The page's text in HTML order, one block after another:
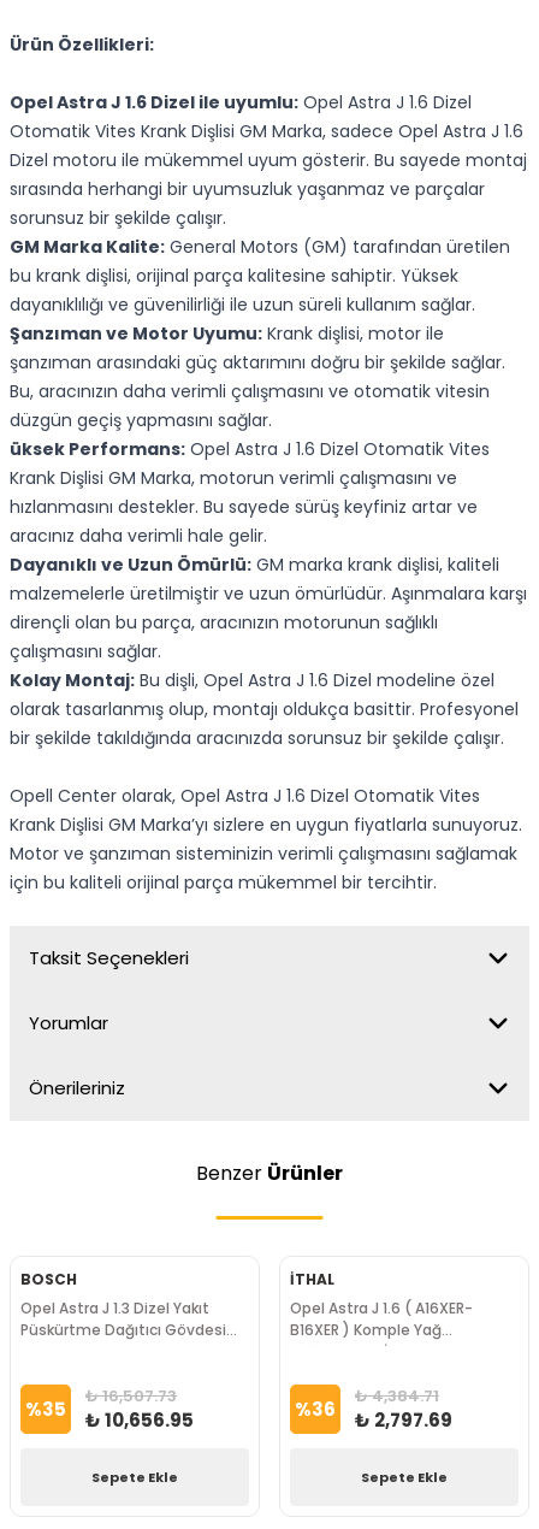
Ürün Özellikleri:
Opel Astra J 1.6 Dizel ile uyumlu: Opel Astra J 1.6 Dizel
Otomatik Vites Krank Dişlisi GM Marka, sadece Opel Astra J 1.6
Dizel motoru ile mükemmel uyum gösterir. Bu sayede montaj
sırasında herhangi bir uyumsuzluk yaşanmaz ve parçalar
sorunsuz bir şekilde çalışır.
GM Marka Kalite: General Motors (GM) tarafından üretilen
bu krank dişlisi, orijinal parça kalitesine sahiptir. Yüksek
dayanıklılığı ve güvenilirliği ile uzun süreli kullanım sağlar.
Şanzıman ve Motor Uyumu: Krank dişlisi, motor ile
şanzıman arasındaki güç aktarımını doğru bir şekilde sağlar.
Bu, aracınızın daha verimli çalışmasını ve otomatik vitesin
düzgün geçiş yapmasını sağlar.
üksek Performans: Opel Astra J 1.6 Dizel Otomatik Vites
Krank Dişlisi GM Marka, motorun verimli çalışmasını ve
hızlanmasını destekler. Bu sayede sürüş keyfiniz artar ve
aracınız daha verimli hale gelir.
Dayanıklı ve Uzun Ömürlü: GM marka krank dişlisi, kaliteli
malzemelerle üretilmiştir ve uzun ömürlüdür. Aşınmalara karşı
dirençli olan bu parça, aracınızın motorunun sağlıklı
çalışmasını sağlar.
Kolay Montaj: Bu dişli, Opel Astra J 1.6 Dizel modeline özel
olarak tasarlanmış olup, montajı oldukça basittir. Profesyonel
bir şekilde takıldığında aracınızda sorunsuz bir şekilde çalışır.
Opell Center olarak, Opel Astra J 1.6 Dizel Otomatik Vites
Krank Dişlisi GM Marka’yı sizlere en uygun fiyatlarla sunuyoruz.
Motor ve şanzıman sisteminizin verimli çalışmasını sağlamak
için bu kaliteli orijinal parça mükemmel bir tercihtir.
Taksit Seçenekleri
Yorumlar
Önerileriniz
Benzer Ürünler
BOSCH
Opel Astra J 1.3 Dizel Yakıt
Püskürtme Dağıtıcı Gövdesi
%35 ₺ 16,507.73
₺ 10,656.95
Sepete Ekle
İTHAL
Opel Astra J 1.6 ( A16XER-
B16XER ) Komple Yağ
Soğutucusu İthal Marka
%36 ₺ 4,384.71
₺ 2,797.69
Sepete Ekle